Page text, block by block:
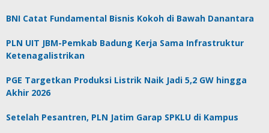
BNI Catat Fundamental Bisnis Kokoh di Bawah Danantara
PLN UIT JBM-Pemkab Badung Kerja Sama Infrastruktur
Ketenagalistrikan
PGE Targetkan Produksi Listrik Naik Jadi 5,2 GW hingga
Akhir 2026
Setelah Pesantren, PLN Jatim Garap SPKLU di Kampus